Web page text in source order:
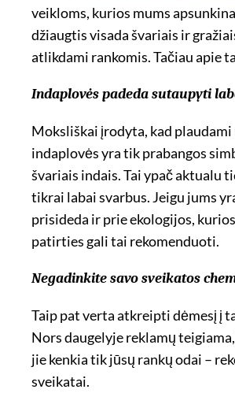
veikloms, kurios mums
džiaugtis visada švariais ir
atlikdami rankomis. Tačiau apie
Indaplovės padeda sutaupyti
Moksliškai įrodyta, kad plaudami
indaplovės yra tik prabangos
švariais indais. Tai ypač aktualu
tikrai labai svarbus. Jeigu jums
prisideda ir prie ekologijos,
patirties gali tai rekomenduoti.
Negadinkite savo sveikatos
Taip pat verta atkreipti dėmesį į
Nors daugelyje reklamų
jie kenkia tik jūsų rankų odai –
sveikatai.